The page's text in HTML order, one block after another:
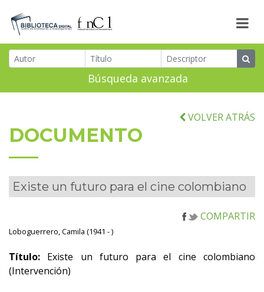
Búsqueda avanzada
VOLVER ATRÁS
DOCUMENTO
Existe un futuro para el cine colombiano
COMPARTIR
Loboguerrero, Camila (1941 - )
Título: Existe un futuro para el cine colombiano
(Intervención)